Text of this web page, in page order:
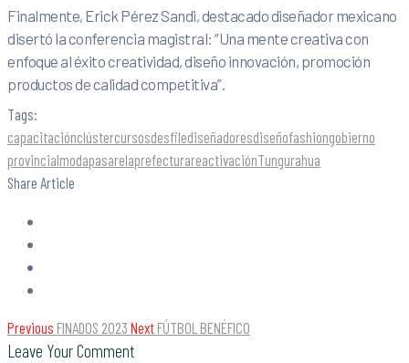
Finalmente, Erick Pérez Sandi, destacado diseñador mexicano
disertó la conferencia magistral: “Una mente creativa con
enfoque al éxito creatividad, diseño innovación, promoción
productos de calidad competitiva”.
Tags:
capacitaciónclústercursosdesfilediseñadoresdiseñofashiongobierno
provincialmodapasarelaprefecturareactivaciónTungurahua
Share Article
Previous FINADOS 2023 Next FÚTBOL BENÉFICO
Leave Your Comment